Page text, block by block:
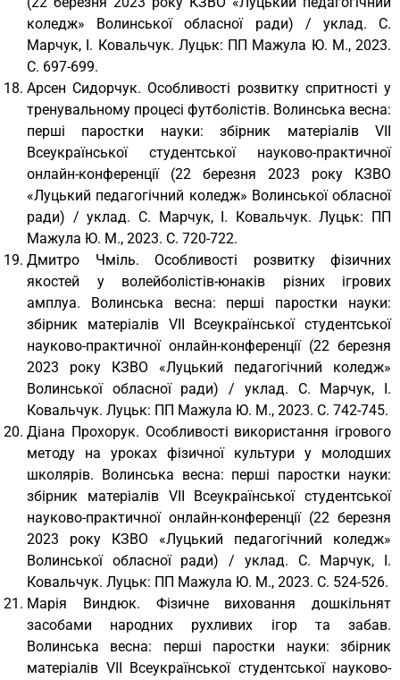
коледж» Волинської обласної ради) / уклад. С.
Марчук, І. Ковальчук. Луцьк: ПП Мажула Ю. М., 2023.
С. 697-699.
Арсен Сидорчук. Особливості розвитку спритності у
тренувальному процесі футболістів. Волинська весна:
перші паростки науки: збірник матеріалів VІІ
Всеукраїнської студентської науково-практичної
онлайн-конференції (22 березня 2023 року КЗВО
«Луцький педагогічний коледж» Волинської обласної
ради) / уклад. С. Марчук, І. Ковальчук. Луцьк: ПП
Мажула Ю. М., 2023. С. 720-722.
Дмитро Чміль. Особливості розвитку фізичних
якостей у волейболістів-юнаків різних ігрових
амплуа. Волинська весна: перші паростки науки:
збірник матеріалів VІІ Всеукраїнської студентської
науково-практичної онлайн-конференції (22 березня
2023 року КЗВО «Луцький педагогічний коледж»
Волинської обласної ради) / уклад. С. Марчук, І.
Ковальчук. Луцьк: ПП Мажула Ю. М., 2023. С. 742-745.
Діана Прохорук. Особливості використання ігрового
методу на уроках фізичної культури у молодших
школярів. Волинська весна: перші паростки науки:
збірник матеріалів VІІ Всеукраїнської студентської
науково-практичної онлайн-конференції (22 березня
2023 року КЗВО «Луцький педагогічний коледж»
Волинської обласної ради) / уклад. С. Марчук, І.
Ковальчук. Луцьк: ПП Мажула Ю. М., 2023. С. 524-526.
Марія Виндюк. Фізичне виховання дошкільнят
засобами народних рухливих ігор та забав.
Волинська весна: перші паростки науки: збірник
матеріалів VІІ Всеукраїнської студентської науково-